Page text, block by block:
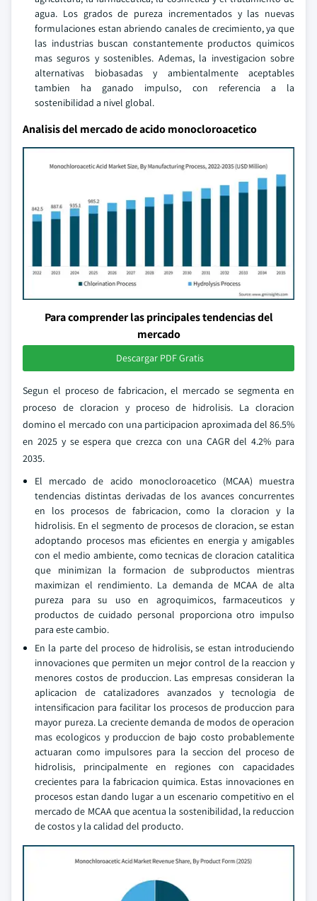
agua. Los grados de pureza incrementados y las nuevas
formulaciones estan abriendo canales de crecimiento, ya que
las industrias buscan constantemente productos quimicos
mas seguros y sostenibles. Ademas, la investigacion sobre
alternativas biobasadas y ambientalmente aceptables
tambien ha ganado impulso, con referencia a la
sostenibilidad a nivel global.
Analisis del mercado de acido monocloroacetico
Para comprender las principales tendencias del
mercado
Descargar PDF Gratis
Segun el proceso de fabricacion, el mercado se segmenta en
proceso de cloracion y proceso de hidrolisis. La cloracion
domino el mercado con una participacion aproximada del 86.5%
en 2025 y se espera que crezca con una CAGR del 4.2% para
2035.
El mercado de acido monocloroacetico (MCAA) muestra
tendencias distintas derivadas de los avances concurrentes
en los procesos de fabricacion, como la cloracion y la
hidrolisis. En el segmento de procesos de cloracion, se estan
adoptando procesos mas eficientes en energia y amigables
con el medio ambiente, como tecnicas de cloracion catalitica
que minimizan la formacion de subproductos mientras
maximizan el rendimiento. La demanda de MCAA de alta
pureza para su uso en agroquimicos, farmaceuticos y
productos de cuidado personal proporciona otro impulso
para este cambio.
En la parte del proceso de hidrolisis, se estan introduciendo
innovaciones que permiten un mejor control de la reaccion y
menores costos de produccion. Las empresas consideran la
aplicacion de catalizadores avanzados y tecnologia de
intensificacion para facilitar los procesos de produccion para
mayor pureza. La creciente demanda de modos de operacion
mas ecologicos y produccion de bajo costo probablemente
actuaran como impulsores para la seccion del proceso de
hidrolisis, principalmente en regiones con capacidades
crecientes para la fabricacion quimica. Estas innovaciones en
procesos estan dando lugar a un escenario competitivo en el
mercado de MCAA que acentua la sostenibilidad, la reduccion
de costos y la calidad del producto.